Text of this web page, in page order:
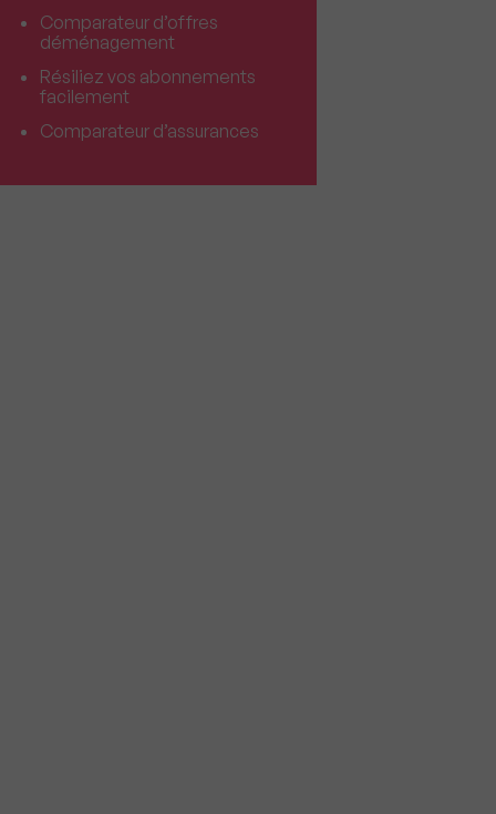
Comparateur d’offres
déménagement
Résiliez vos abonnements
facilement
Comparateur d’assurances